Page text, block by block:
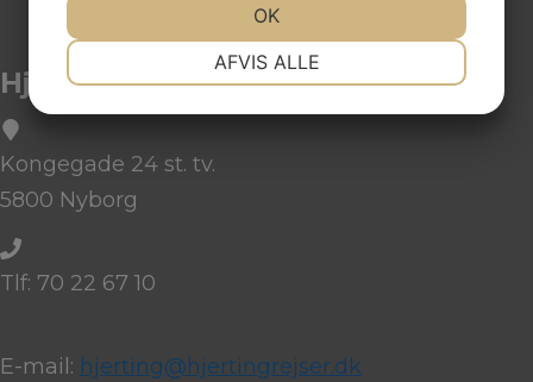
Hjerting Rejser
Kongegade 24 st. tv.
5800 Nyborg
Tlf: 70 22 67 10
E-mail: hjerting@hjertingrejser.dk
AFVIS ALLE
OK